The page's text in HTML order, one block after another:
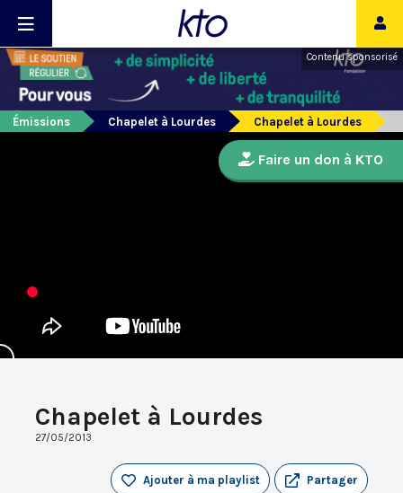
Contenu sponsorisé
Émissions Chapelet à Lourdes Chapelet à Lourdes
Chapelet à Lourdes
27/05/2013
Partager
Ajouter à ma playlist
Faire un don à KTO